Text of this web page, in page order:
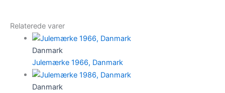
Relaterede varer
Danmark
Julemærke 1966, Danmark
Danmark